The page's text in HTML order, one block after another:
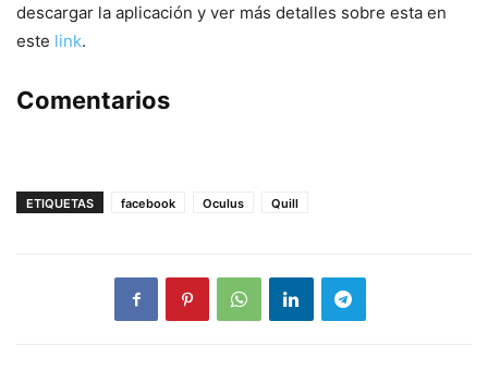
descargar la aplicación y ver más detalles sobre esta en
este link.
Comentarios
ETIQUETAS facebook Oculus Quill